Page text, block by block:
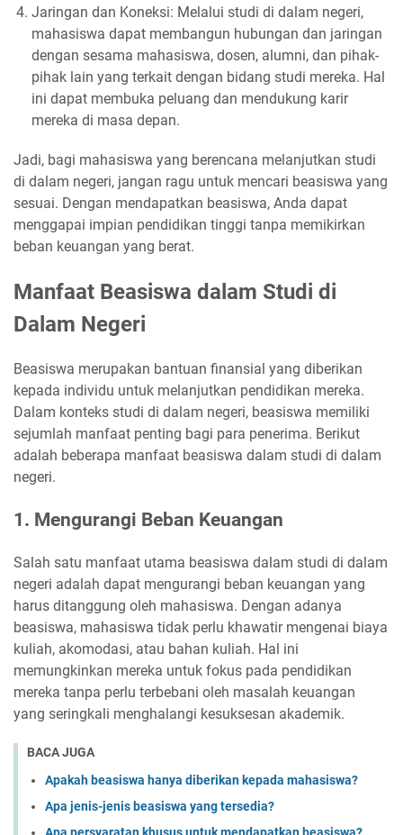
Jaringan dan Koneksi: Melalui studi di dalam negeri,
mahasiswa dapat membangun hubungan dan jaringan
dengan sesama mahasiswa, dosen, alumni, dan pihak-
pihak lain yang terkait dengan bidang studi mereka. Hal
ini dapat membuka peluang dan mendukung karir
mereka di masa depan.
Jadi, bagi mahasiswa yang berencana melanjutkan studi
di dalam negeri, jangan ragu untuk mencari beasiswa yang
sesuai. Dengan mendapatkan beasiswa, Anda dapat
menggapai impian pendidikan tinggi tanpa memikirkan
beban keuangan yang berat.
Manfaat Beasiswa dalam Studi di
Dalam Negeri
Beasiswa merupakan bantuan finansial yang diberikan
kepada individu untuk melanjutkan pendidikan mereka.
Dalam konteks studi di dalam negeri, beasiswa memiliki
sejumlah manfaat penting bagi para penerima. Berikut
adalah beberapa manfaat beasiswa dalam studi di dalam
negeri.
1. Mengurangi Beban Keuangan
Salah satu manfaat utama beasiswa dalam studi di dalam
negeri adalah dapat mengurangi beban keuangan yang
harus ditanggung oleh mahasiswa. Dengan adanya
beasiswa, mahasiswa tidak perlu khawatir mengenai biaya
kuliah, akomodasi, atau bahan kuliah. Hal ini
memungkinkan mereka untuk fokus pada pendidikan
mereka tanpa perlu terbebani oleh masalah keuangan
yang seringkali menghalangi kesuksesan akademik.
BACA JUGA
Apakah beasiswa hanya diberikan kepada mahasiswa?
Apa jenis-jenis beasiswa yang tersedia?
Apa persyaratan khusus untuk mendapatkan beasiswa?